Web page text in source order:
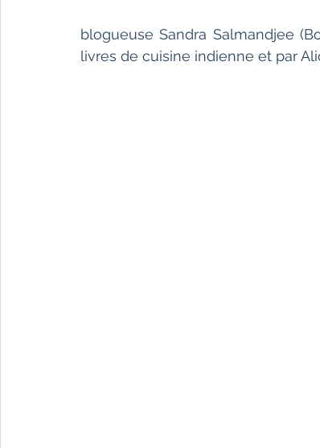
blogueuse Sandra Salmandjee
livres de cuisine indienne et par